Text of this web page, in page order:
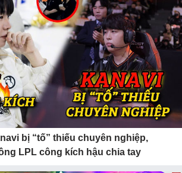
bị “tố” thiếu chuyên nghiệp,
LPL công kích hậu chia tay